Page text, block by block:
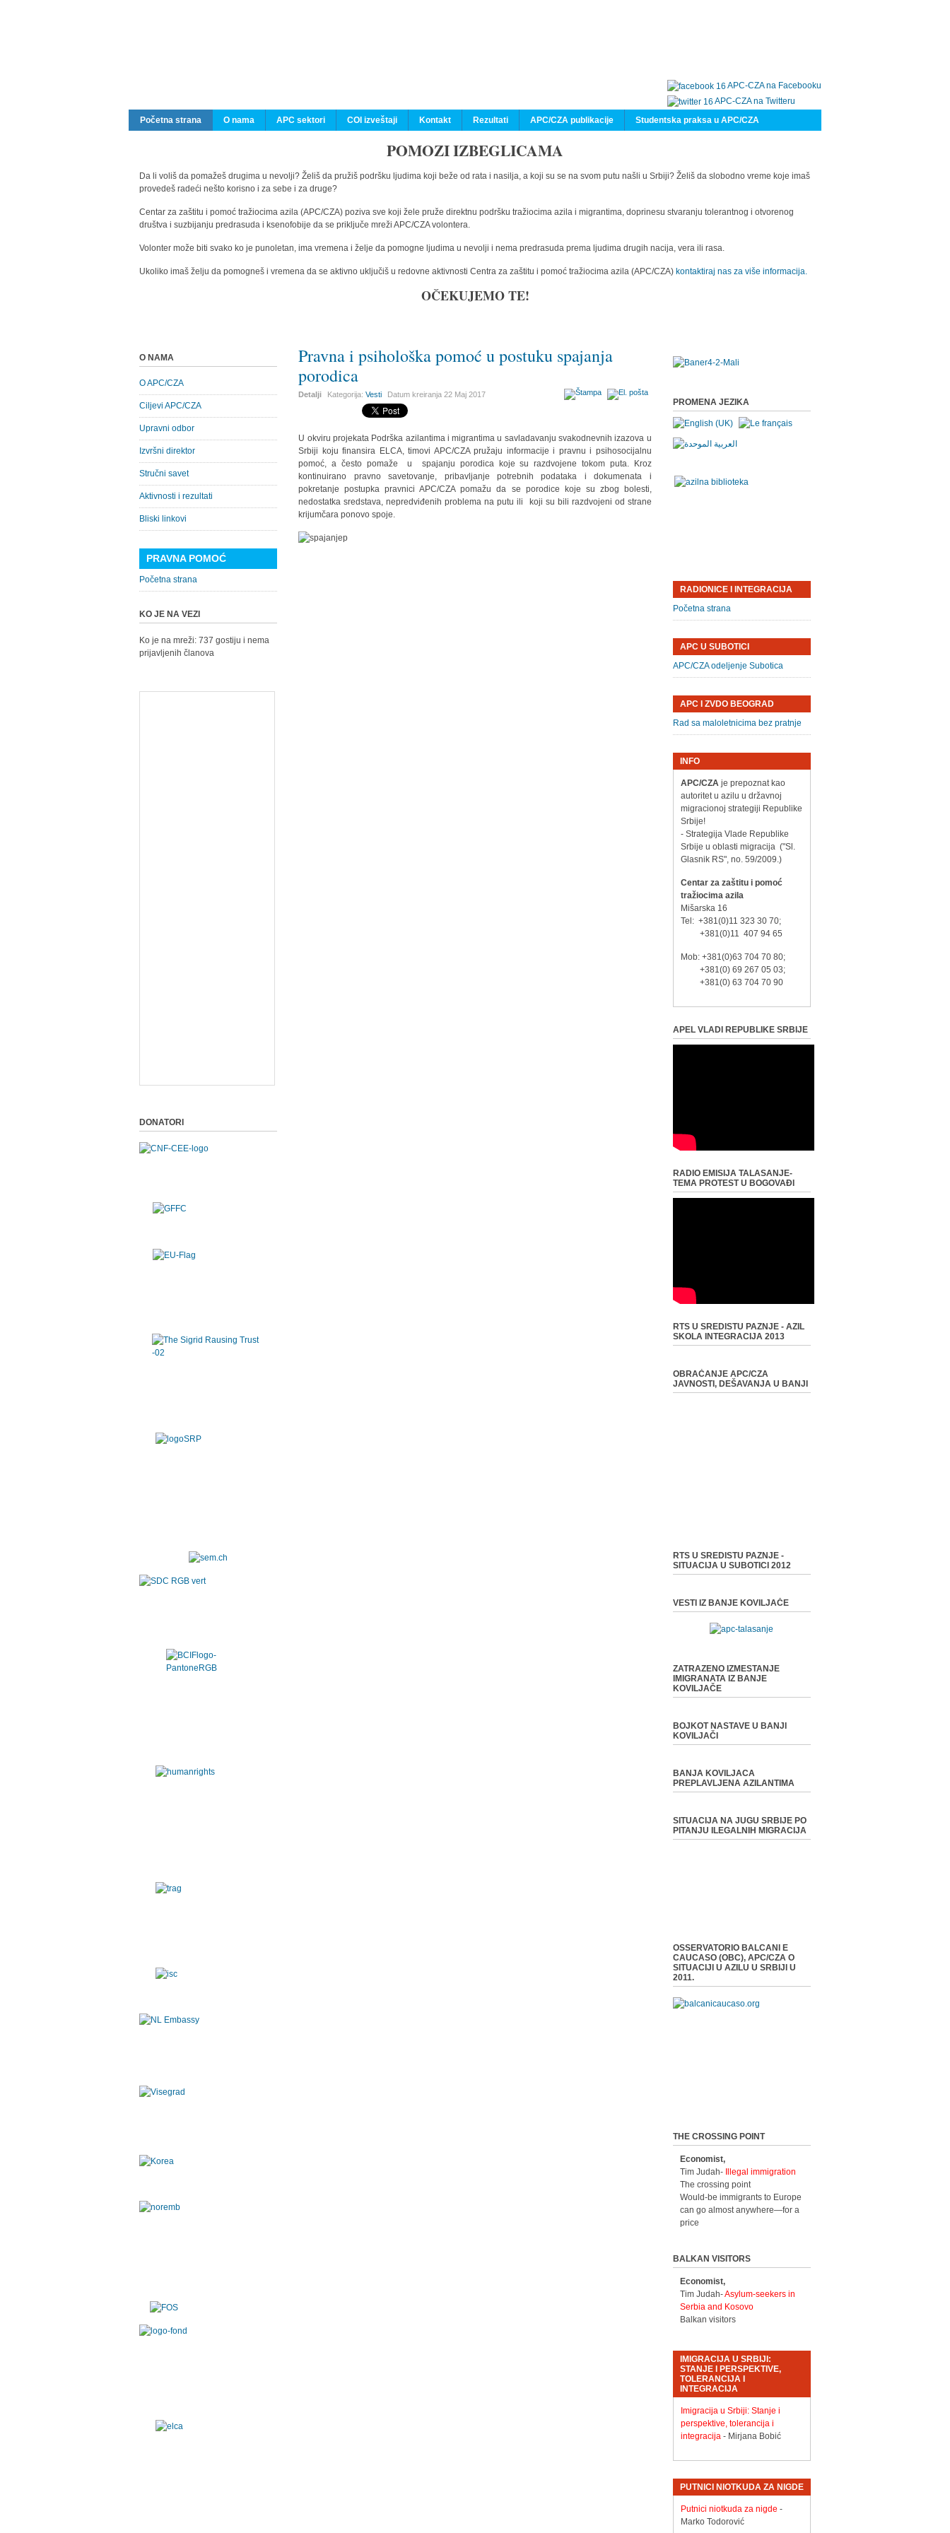
APC-CZA na Facebooku
APC-CZA na Twitteru
Početna strana
O nama APC sektori COI izveštaji Kontakt Rezultati APC/CZA publikacije Studentska praksa u APC/CZA
POMOZI IZBEGLICAMA
Da li voliš da pomažeš drugima u nevolji? Želiš da pružiš podršku ljudima koji beže od rata i nasilja, a koji su se na svom putu našli u Srbiji? Želiš da slobodno vreme koje imaš
provedeš radeći nešto korisno i za sebe i za druge?
Centar za zaštitu i pomoć tražiocima azila (APC/CZA) poziva sve koji žele pruže direktnu podršku tražiocima azila i migrantima, doprinesu stvaranju tolerantnog i otvorenog
društva i suzbijanju predrasuda i ksenofobije da se priključe mreži APC/CZA volontera.
Volonter može biti svako ko je punoletan, ima vremena i želje da pomogne ljudima u nevolji i nema predrasuda prema ljudima drugih nacija, vera ili rasa.
Ukoliko imaš želju da pomogneš i vremena da se aktivno uključiš u redovne aktivnosti Centra za zaštitu i pomoć tražiocima azila (APC/CZA) kontaktiraj nas za više informacija.
OČEKUJEMO TE!
Pravna i psihološka pomoć u postuku spajanja
porodica
Detalji Kategorija:Vesti Datum kreiranja22 Maj 2017
U okviru projekata Podrška azilantima i migrantima u savladavanju svakodnevnih izazova u
Srbiji koju finansira ELCA, timovi APC/CZA pružaju informacije i pravnu i psihosocijalnu
pomoć, a često pomaže u spajanju porodica koje su razdvojene tokom puta. Kroz
kontinuirano pravno savetovanje, pribavljanje potrebnih podataka i dokumenata i
pokretanje postupka pravnici APC/CZA pomažu da se porodice koje su zbog bolesti,
nedostatka sredstava, nepredviđenih problema na putu ili koji su bili razdvojeni od strane
krijumčara ponovo spoje.
O NAMA
O APC/CZA
Ciljevi APC/CZA
Upravni odbor
Izvršni direktor
Stručni savet
Aktivnosti i rezultati
Bliski linkovi
PRAVNA POMOĆ
Početna strana
KO JE NA VEZI
Ko je na mreži: 737 gostiju i nema
prijavljenih članova
DONATORI
PROMENA JEZIKA
RADIONICE I INTEGRACIJA
Početna strana
APC U SUBOTICI
APC/CZA odeljenje Subotica
APC I ZVDO BEOGRAD
Rad sa maloletnicima bez pratnje
INFO
APC/CZAje prepoznat kao
autoritet u azilu u državnoj
migracionoj strategiji Republike
Srbije!
- Strategija Vlade Republike
Srbije u oblasti migracija ("Sl.
Glasnik RS", no. 59/2009.)
Centar za zaštitu i pomoć
tražiocima azila
Mišarska 16
Tel: +381(0)11 323 30 70;
+381(0)11 407 94 65
Mob: +381(0)63 704 70 80;
+381(0) 69 267 05 03;
+381(0) 63 704 70 90
APEL VLADI REPUBLIKE SRBIJE
RADIO EMISIJA TALASANJE-
TEMA PROTEST U BOGOVAĐI
RTS U SREDISTU PAZNJE - AZIL
SKOLA INTEGRACIJA 2013
OBRAĆANJE APC/CZA
JAVNOSTI, DEŠAVANJA U BANJI
RTS U SREDISTU PAZNJE -
SITUACIJA U SUBOTICI 2012
VESTI IZ BANJE KOVILJAČE
ZATRAZENO IZMESTANJE
IMIGRANATA IZ BANJE
KOVILJAČE
BOJKOT NASTAVE U BANJI
KOVILJAČI
BANJA KOVILJACA
PREPLAVLJENA AZILANTIMA
SITUACIJA NA JUGU SRBIJE PO
PITANJU ILEGALNIH MIGRACIJA
OSSERVATORIO BALCANI E
CAUCASO (OBC), APC/CZA O
SITUACIJI U AZILU U SRBIJI U
2011.
THE CROSSING POINT
Economist,
Tim Judah-
Illegal immigration
The crossing point
Would-be immigrants to Europe
can go almost anywhere—for a
price
BALKAN VISITORS
Economist,
Tim Judah-Asylum-seekers in
Serbia and Kosovo
Balkan visitors
IMIGRACIJA U SRBIJI:
STANJE I PERSPEKTIVE,
TOLERANCIJA I
INTEGRACIJA
Imigracija u Srbiji: Stanje i
perspektive, tolerancija i
integracija- Mirjana Bobić
PUTNICI NIOTKUDA ZA NIGDE
Putnici niotkuda za nigde -
Marko Todorović